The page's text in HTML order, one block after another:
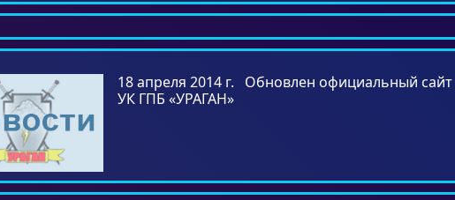
18 апреля 2014 г. Обновлен официальный
УК ГПБ «УРАГАН»